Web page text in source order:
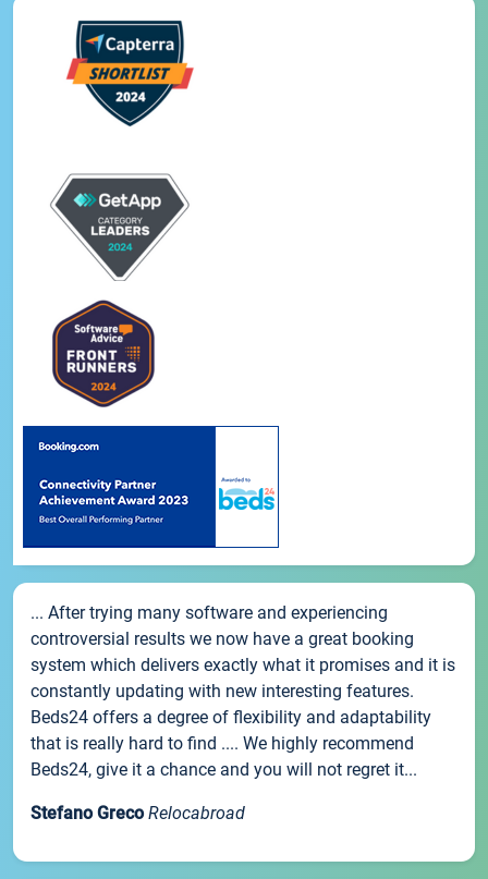
... After trying many software and experiencing
controversial results we now have a great booking
system which delivers exactly what it promises and it is
constantly updating with new interesting features.
Beds24 offers a degree of flexibility and adaptability
that is really hard to find .... We highly recommend
Beds24, give it a chance and you will not regret it...
Stefano Greco Relocabroad